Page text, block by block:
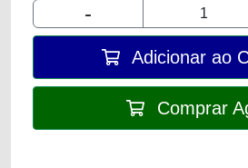
-
Adicionar ao
Comprar